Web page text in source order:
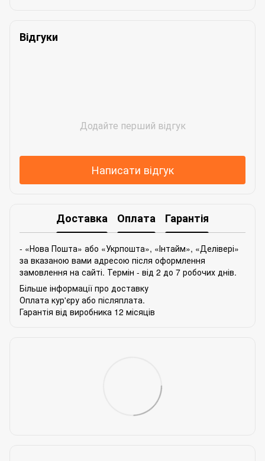
Відгуки
Додайте перший відгук
Написати відгук
Доставка Оплата Гарантія
- «Нова Пошта» або «Укрпошта», «Інтайм», «Делівері»
за вказаною вами адресою після оформлення
замовлення на сайті. Термін - від 2 до 7 робочих днів.
Більше інформації про доставку
Оплата кур'єру або післяплата.
Гарантія від виробника 12 місяців